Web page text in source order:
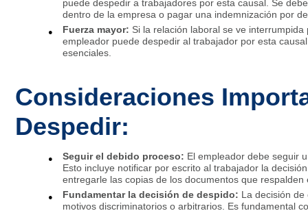
puede despedir a trabajadores por esta causal. Se
dentro de la empresa o pagar una indemnización por
Fuerza mayor: Si la relación laboral se ve
empleador puede despedir al trabajador por esta
esenciales.
Consideraciones
Despedir:
Seguir el debido proceso: El empleador debe seguir
Esto incluye notificar por escrito al trabajador la
entregarle las copias de los documentos que
Fundamentar la decisión de despido: La decisión
motivos discriminatorios o arbitrarios. Es fundamental